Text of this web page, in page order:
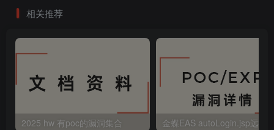
相关推荐
2025 hw 有poc的漏洞集合